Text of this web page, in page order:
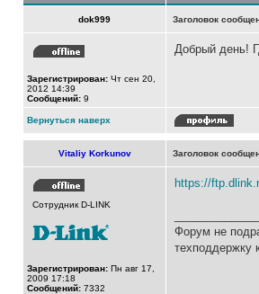
dok999 Заголовок
Зарегистрирован: Чт сен 20,
2012 14:39
Сообщений: 9
Добрый день!
Вернуться наверх
Vitaliy Korkunov Заголовок
Сотрудник D-LINK
Зарегистрирован: Пн авг 17,
2009 17:18
Сообщений: 7332
https://
Форум не
техподдержку